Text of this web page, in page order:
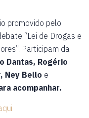
promovido pelo
“Lei de Drogas e
Participam da
Dantas, Rogério
Ney Bello e
acompanhar.